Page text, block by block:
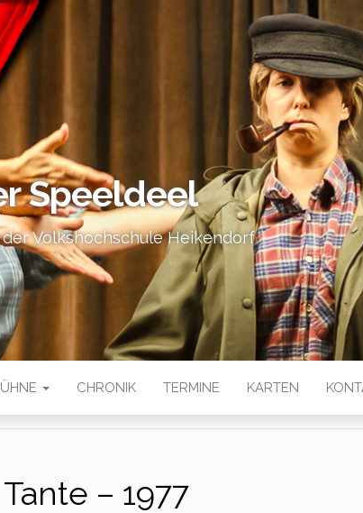
Speeldeel
Volkshochschule Heikendorf
CHRONIK TERMINE KARTEN
– 1977